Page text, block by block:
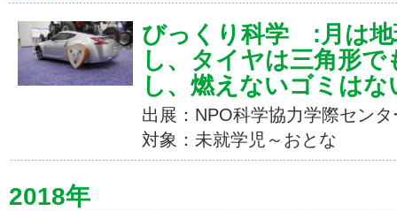
びっくり科学 :月は地
し、タイヤは三角形
し、燃えないゴミはな
出展：NPO科学協力学際センタ
対象：未就学児～おとな
2018年